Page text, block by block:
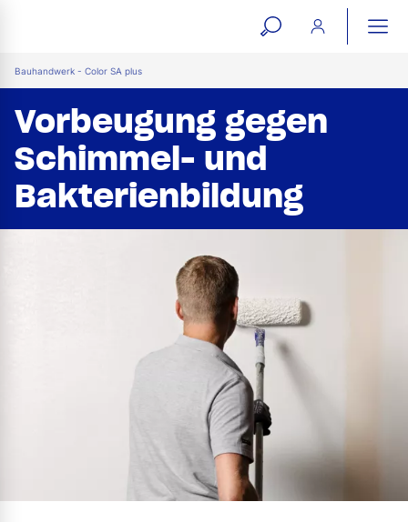
open
Bauhandwerk - Color SA plus
Vorbeugung gegen
Schimmel- und
Bakterienbildung